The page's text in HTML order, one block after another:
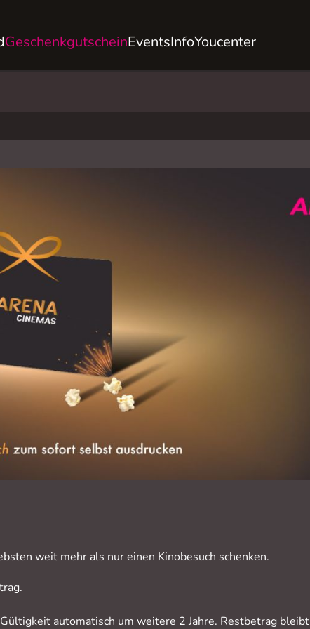
GeschenkgutscheinEventsInfoYoucenter
weit mehr als nur einen Kinobesuch schenken.
automatisch um weitere 2 Jahre. Restbetrag